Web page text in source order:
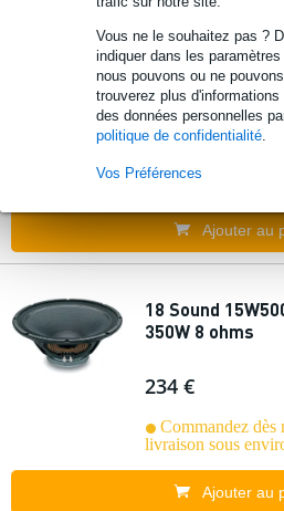
Vous ne le souhaitez pas ?
indiquer dans les
nous pouvons ou ne
trouverez plus
des données personnelles
politique de confidentialité.
Vos Préférences
18 Sound
500W 8 ohms
Prix public 431 €
Commandez
livraison sous
Ajouter au
18 Sound
350W 8 ohms
234 €
Commandez dès
livraison sous
Ajouter au